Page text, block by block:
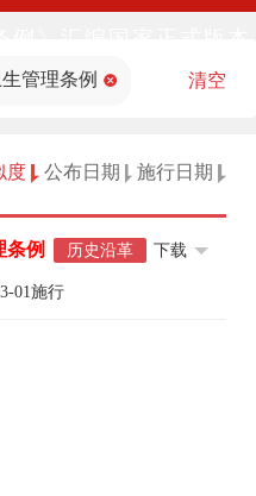
步公布
管理条例 清空
度 公布日期 施行日期
条例 历史沿革
01施行
下载